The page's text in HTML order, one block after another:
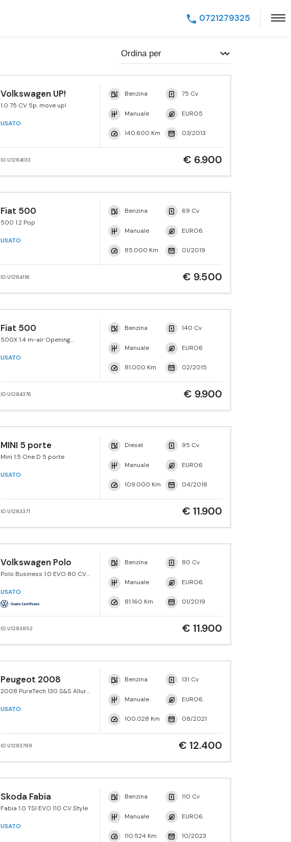
0721279325
Volkswagen UP!
1.0 75 CV 5p. move up!
USATO
Benzina 75 Cv
Manuale EURO5
140.600 Km 03/2013
ID U1284013 € 6.900
Fiat 500
500 1.2 Pop
USATO
Benzina 69 Cv
Manuale EURO6.
85.000 Km 01/2019
ID U1284116 € 9.500
Fiat 500
500X 1.4 m-air Opening
USATO
Benzina 140 Cv
Manuale EURO6
81.000 Km 02/2015
ID U1284376 € 9.900
MINI 5 porte
Mini 1.5 One D 5 porte
USATO
Diesel 95 Cv
Manuale EURO6
109.000 Km 04/2018
ID U1283371 € 11.900
Volkswagen Polo
Polo Business 1.0 EVO 80 CV
Tech.
USATO
Benzina 80 Cv
Manuale EURO6.
81.160 Km 01/2019
ID U1283852 € 11.900
Peugeot 2008
2008 PureTech 130 S&S Allure
USATO
Benzina 131 Cv
Manuale EURO6.
100.028 Km 08/2021
ID U1283789 € 12.400
Skoda Fabia
Fabia 1.0 TSI EVO 110 CV Style
USATO
Benzina 110 Cv
Manuale EURO6.
110.524 Km 10/2023